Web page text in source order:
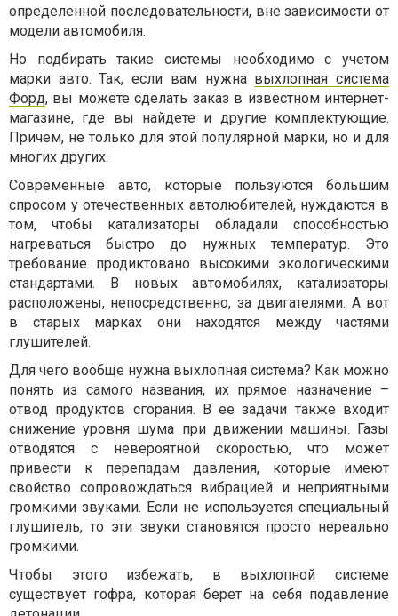
определенной последовательности, вне зависимости от
модели автомобиля.
Но подбирать такие системы необходимо с учетом
марки авто. Так, если вам нужна выхлопная система
Форд, вы можете сделать заказ в известном интернет-
магазине, где вы найдете и другие комплектующие.
Причем, не только для этой популярной марки, но и для
многих других.
Современные авто, которые пользуются большим
спросом у отечественных автолюбителей, нуждаются в
том, чтобы катализаторы обладали способностью
нагреваться быстро до нужных температур. Это
требование продиктовано высокими экологическими
стандартами. В новых автомобилях, катализаторы
расположены, непосредственно, за двигателями. А вот
в старых марках они находятся между частями
глушителей.
Для чего вообще нужна выхлопная система? Как можно
понять из самого названия, их прямое назначение –
отвод продуктов сгорания. В ее задачи также входит
снижение уровня шума при движении машины. Газы
отводятся с невероятной скоростью, что может
привести к перепадам давления, которые имеют
свойство сопровождаться вибрацией и неприятными
громкими звуками. Если не используется специальный
глушитель, то эти звуки становятся просто нереально
громкими.
Чтобы этого избежать, в выхлопной системе
существует гофра, которая берет на себя подавление